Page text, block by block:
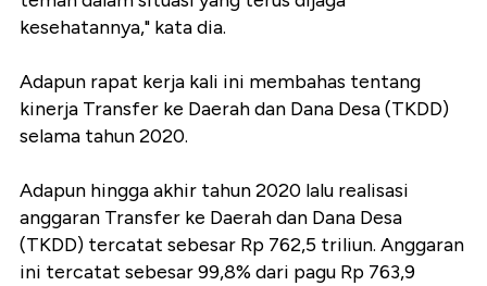
kesehatannya," kata dia.
Adapun rapat kerja kali ini membahas tentang
kinerja Transfer ke Daerah dan Dana Desa (TKDD)
selama tahun 2020.
Adapun hingga akhir tahun 2020 lalu realisasi
anggaran Transfer ke Daerah dan Dana Desa
(TKDD) tercatat sebesar Rp 762,5 triliun. Anggaran
ini tercatat sebesar 99,8% dari pagu Rp 763,9